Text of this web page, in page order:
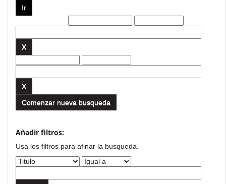
Comenzar nueva busqueda
Añadir filtros:
Usa los filtros para afinar la busqueda.